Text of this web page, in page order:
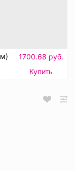
1700.68 руб.
Купить